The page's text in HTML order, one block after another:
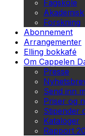
Fagskole
Akademisk
Forskning
Abonnement
Arrangementer
Elling bokkafé
Om Cappelen
Presse
Send inn
Priser og
Stipender
Kataloger
Rapport